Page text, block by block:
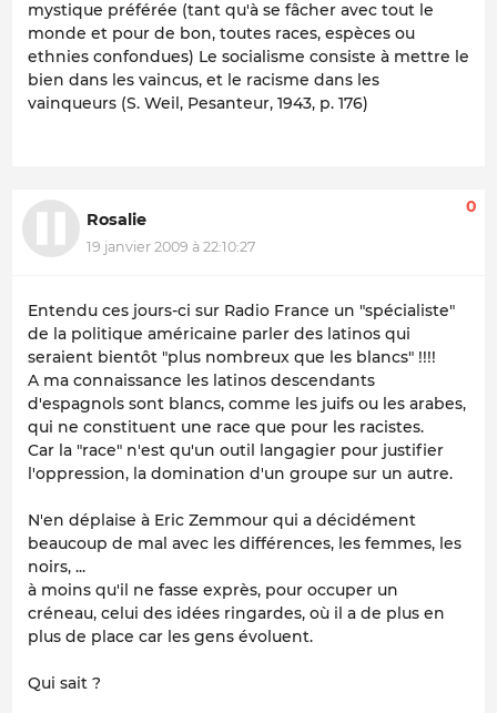
mystique préférée (tant qu'à se fâcher avec tout le
monde et pour de bon, toutes races, espèces ou
ethnies confondues) Le socialisme consiste à mettre le
bien dans les vaincus, et le racisme dans les
vainqueurs (S. Weil, Pesanteur, 1943, p. 176)
Rosalie
19 janvier 2009 à 22:10:27
0
Entendu ces jours-ci sur Radio France un "spécialiste"
de la politique américaine parler des latinos qui
seraient bientôt "plus nombreux que les blancs" !!!!
A ma connaissance les latinos descendants
d'espagnols sont blancs, comme les juifs ou les arabes,
qui ne constituent une race que pour les racistes.
Car la "race" n'est qu'un outil langagier pour justifier
l'oppression, la domination d'un groupe sur un autre.
N'en déplaise à Eric Zemmour qui a décidément
beaucoup de mal avec les différences, les femmes, les
noirs, ...
à moins qu'il ne fasse exprès, pour occuper un
créneau, celui des idées ringardes, où il a de plus en
plus de place car les gens évoluent.
Qui sait ?